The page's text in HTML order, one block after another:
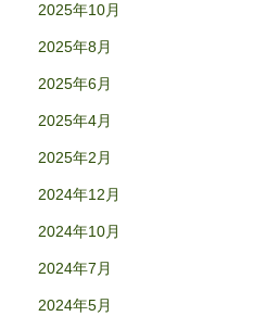
2025年10月
2025年8月
2025年6月
2025年4月
2025年2月
2024年12月
2024年10月
2024年7月
2024年5月